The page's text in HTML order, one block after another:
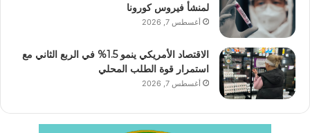
لمنشأ فيروس كورونا
أغسطس 7, 2026
الاقتصاد الأمريكي ينمو 1.5% في الربع الثاني مع
استمرار قوة الطلب المحلي
أغسطس 7, 2026